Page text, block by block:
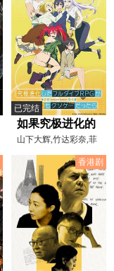
已完结
如果究极进化的
完全沉浸RPG比
现实更可恶的话
山下大辉,竹达彩奈,菲
鲁兹·蓝
香港剧